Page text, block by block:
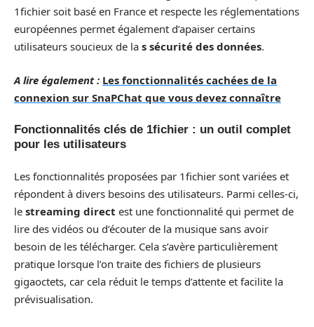
1fichier soit basé en France et respecte les réglementations
européennes permet également d’apaiser certains
utilisateurs soucieux de la s sécurité des données.
A lire également : Les fonctionnalités cachées de la
connexion sur SnaPChat que vous devez connaître
Fonctionnalités clés de 1fichier : un outil complet
pour les utilisateurs
Les fonctionnalités proposées par 1fichier sont variées et
répondent à divers besoins des utilisateurs. Parmi celles-ci,
le streaming direct est une fonctionnalité qui permet de
lire des vidéos ou d’écouter de la musique sans avoir
besoin de les télécharger. Cela s’avère particulièrement
pratique lorsque l’on traite des fichiers de plusieurs
gigaoctets, car cela réduit le temps d’attente et facilite la
prévisualisation.